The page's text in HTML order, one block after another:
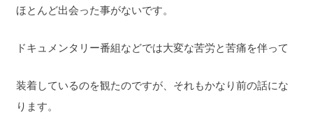
ほとんど出会った事がないです。
ドキュメンタリー番組などでは大変な苦労と苦痛を伴って
装着しているのを観たのですが、それもかなり前の話にな
ります。